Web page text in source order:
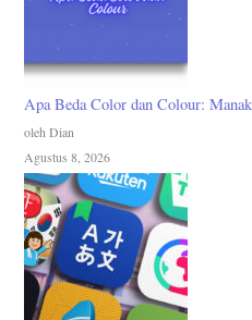
Apa Beda Color dan Colour:
oleh Dian
Agustus 8, 2026